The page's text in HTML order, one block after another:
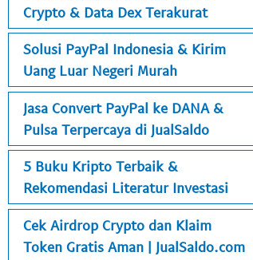
Crypto & Data Dex Terakurat
Solusi PayPal Indonesia & Kirim
Uang Luar Negeri Murah
Jasa Convert PayPal ke DANA &
Pulsa Terpercaya di JualSaldo
5 Buku Kripto Terbaik &
Rekomendasi Literatur Investasi
Cek Airdrop Crypto dan Klaim
Token Gratis Aman | JualSaldo.com